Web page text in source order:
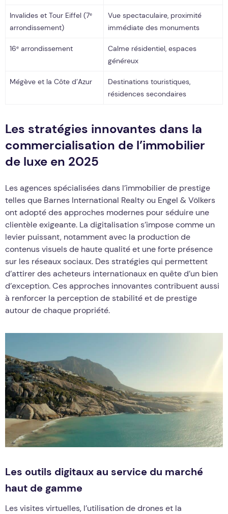
Invalides et Tour Eiffel (7ᵉ
arrondissement)
Vue spectaculaire, proximité
immédiate des monuments
16ᵉ arrondissement
Calme résidentiel, espaces
généreux
Mégève et la Côte d’Azur
Destinations touristiques,
résidences secondaires
Les stratégies innovantes dans la
commercialisation de l’immobilier
de luxe en 2025
Les agences spécialisées dans l’immobilier de prestige
telles que Barnes International Realty ou Engel & Völkers
ont adopté des approches modernes pour séduire une
clientèle exigeante. La digitalisation s’impose comme un
levier puissant, notamment avec la production de
contenus visuels de haute qualité et une forte présence
sur les réseaux sociaux. Des stratégies qui permettent
d’attirer des acheteurs internationaux en quête d’un bien
d’exception. Ces approches innovantes contribuent aussi
à renforcer la perception de stabilité et de prestige
autour de chaque propriété.
Les outils digitaux au service du marché
haut de gamme
Les visites virtuelles, l’utilisation de drones et la